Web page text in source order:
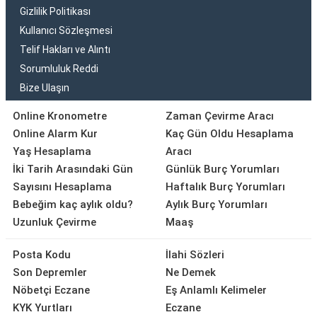
Gizlilik Politikası
Kullanıcı Sözleşmesi
Telif Hakları ve Alıntı
Sorumluluk Reddi
Bize Ulaşın
Online Kronometre
Online Alarm Kur
Yaş Hesaplama
İki Tarih Arasındaki Gün
Sayısını Hesaplama
Bebeğim kaç aylık oldu?
Uzunluk Çevirme
Zaman Çevirme Aracı
Kaç Gün Oldu Hesaplama
Aracı
Günlük Burç Yorumları
Haftalık Burç Yorumları
Aylık Burç Yorumları
Maaş
Posta Kodu
Son Depremler
Nöbetçi Eczane
KYK Yurtları
İlahi Sözleri
Ne Demek
Eş Anlamlı Kelimeler
Eczane